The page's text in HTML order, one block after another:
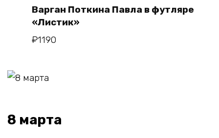
Варган Поткина Павла в футляре
«Листик»
₽1190
8 марта